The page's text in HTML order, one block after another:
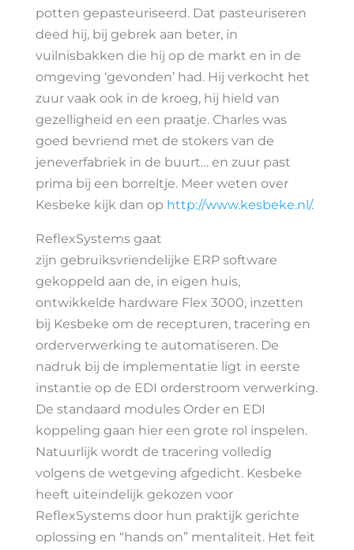
potten gepasteuriseerd. Dat pasteuriseren
deed hij, bij gebrek aan beter, in
vuilnisbakken die hij op de markt en in de
omgeving ‘gevonden’ had. Hij verkocht het
zuur vaak ook in de kroeg, hij hield van
gezelligheid en een praatje. Charles was
goed bevriend met de stokers van de
jeneverfabriek in de buurt… en zuur past
prima bij een borreltje. Meer weten over
Kesbeke kijk dan op http://www.kesbeke.nl/.
ReflexSystems gaat
zijn gebruiksvriendelijke ERP software
gekoppeld aan de, in eigen huis,
ontwikkelde hardware Flex 3000, inzetten
bij Kesbeke om de recepturen, tracering en
orderverwerking te automatiseren. De
nadruk bij de implementatie ligt in eerste
instantie op de EDI orderstroom verwerking.
De standaard modules Order en EDI
koppeling gaan hier een grote rol inspelen.
Natuurlijk wordt de tracering volledig
volgens de wetgeving afgedicht. Kesbeke
heeft uiteindelijk gekozen voor
ReflexSystems door hun praktijk gerichte
oplossing en “hands on” mentaliteit. Het feit